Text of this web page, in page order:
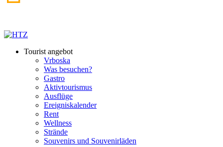
Tourist angebot
Vrboska
Was besuchen?
Gastro
Aktivtourismus
Ausflüge
Ereigniskalender
Rent
Wellness
Strände
Souvenirs und Souvenirläden